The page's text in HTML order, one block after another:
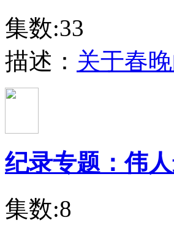
集数:33
描述： 关于春
纪录专题：伟
集数:8